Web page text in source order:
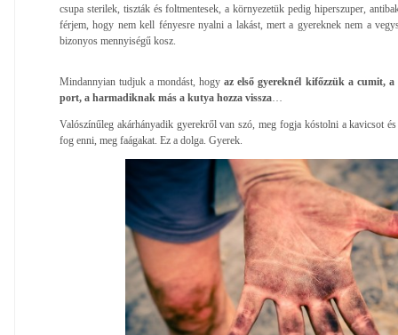
csupa sterilek, tiszták és foltmentesek, a környezetük pedig hiperszuper,
férjem, hogy nem kell fényesre nyalni a lakást, mert a gyereknek nem a
bizonyos mennyiségű kosz.
Mindannyian tudjuk a mondást, hogy az első gyereknél kifőzzük a cumit,
port, a harmadiknak más a kutya hozza vissza
Valószínűleg akárhányadik gyerekről van szó, meg fogja kóstolni a kavicsot
fog enni, meg faágakat. Ez a dolga. Gyerek.